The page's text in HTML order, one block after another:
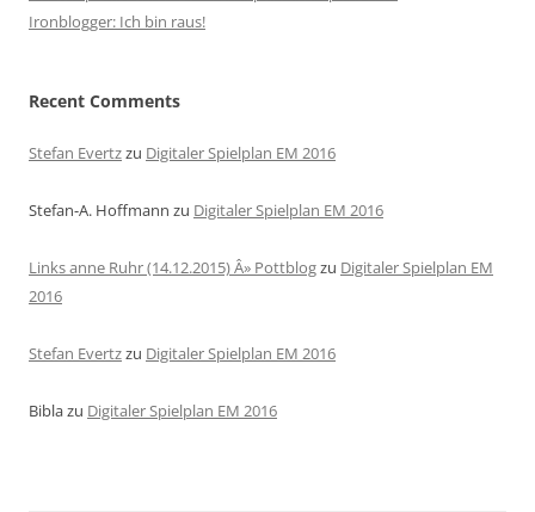
Ironblogger: Ich bin raus!
Recent Comments
Stefan Evertzzu Digitaler Spielplan EM 2016
Stefan-A. Hoffmann zu Digitaler Spielplan EM 2016
Links anne Ruhr (14.12.2015) Â» Pottblogzu Digitaler Spielplan EM
2016
Stefan Evertzzu Digitaler Spielplan EM 2016
Biblazu Digitaler Spielplan EM 2016